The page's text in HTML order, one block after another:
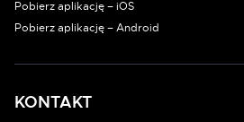
Pobierz aplikację – iOS
Pobierz aplikację – Android
KONTAKT